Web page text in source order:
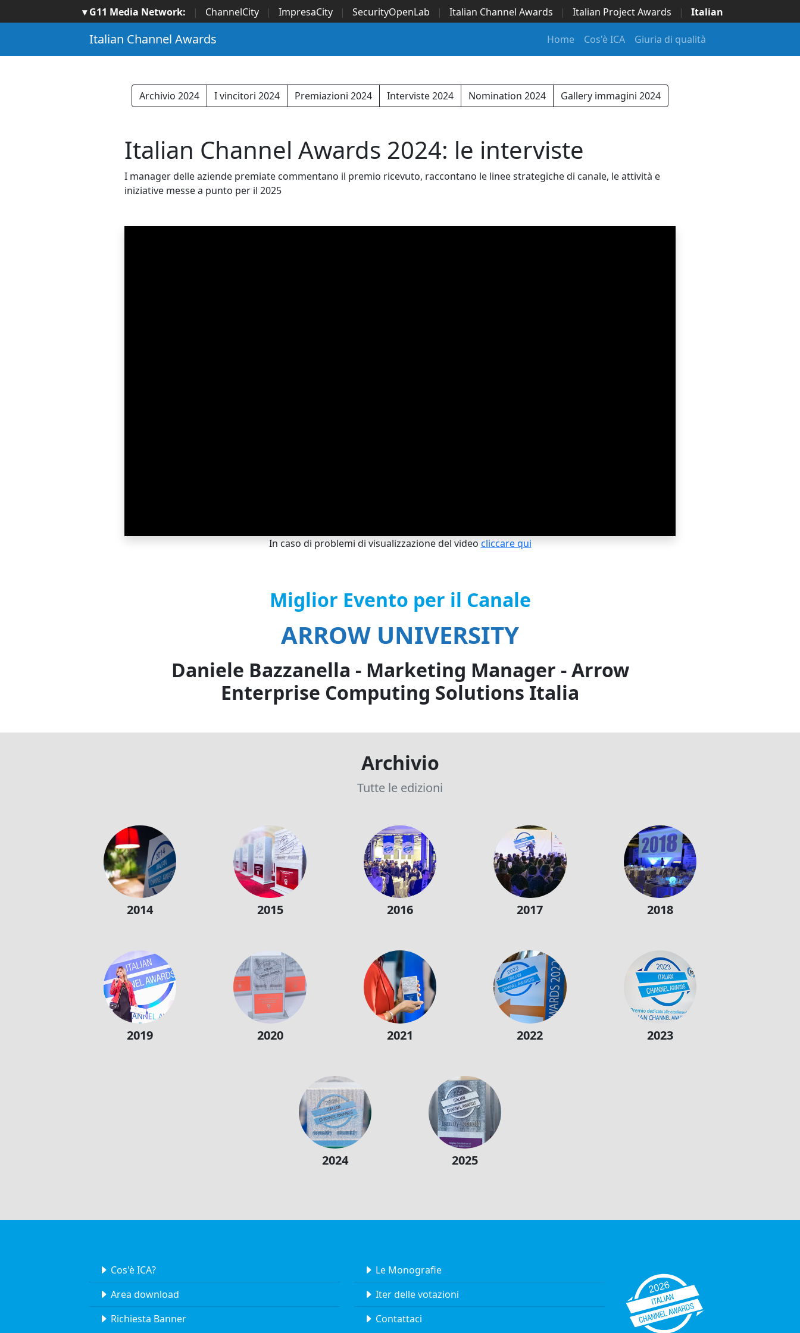
▾ G11 Media Network: | ChannelCity | ImpresaCity | SecurityOpenLab | Italian Channel Awards | Italian Project Awards |
Italian
Security Awards | ...
Italian Channel Awards Home Cos'è ICA Giuria di qualità
Archivio 2024 I vincitori 2024 Premiazioni 2024 Interviste 2024 Nomination 2024 Gallery immagini 2024
Italian Channel Awards 2024: le interviste
I manager delle aziende premiate commentano il premio ricevuto, raccontano le linee strategiche di canale, le attività e
iniziative messe a punto per il 2025
In caso di problemi di visualizzazione del video cliccare qui
Miglior Evento per il Canale
ARROW UNIVERSITY
Daniele Bazzanella - Marketing Manager - Arrow
Enterprise Computing Solutions Italia
Archivio
Tutte le edizioni
2014 2015 2016 2017 2018
2019 2020 2021 2022 2023
2024 2025
Cos'è ICA?
Area download
Richiesta Banner
Le Monografie
Iter delle votazioni
Contattaci